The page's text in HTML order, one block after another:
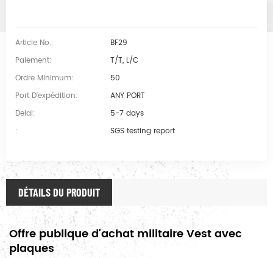
Article No.:
BF29
Paiement:
T/T, L/C
Ordre Minimum:
50
Port D'expédition:
ANY PORT
Delai:
5-7 days
:
SGS testing report
DÉTAILS DU PRODUIT
Offre publique d'achat militaire Vest avec
plaques